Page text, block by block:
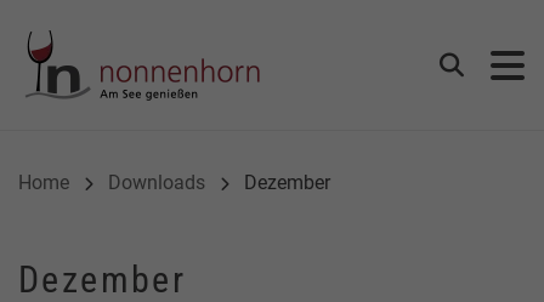
Suchen
Home Downloads Dezember
Dezember